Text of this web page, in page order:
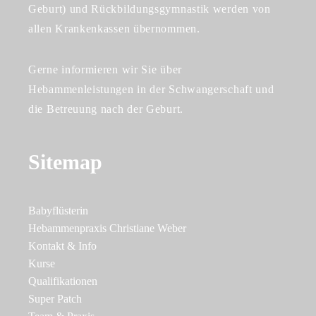
Geburt) und Rückbildungsgymnastik werden von
allen Krankenkassen übernommen.
Gerne informieren wir Sie über
Hebammenleistungen in der Schwangerschaft und
die Betreuung nach der Geburt.
Sitemap
Babyflüsterin
Hebammenpraxis Christiane Weber
Kontakt & Info
Kurse
Qualifikationen
Super Patch